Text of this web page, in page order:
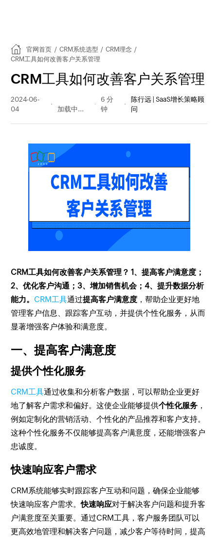
官网首页 / CRM系统选型 / CRM理念 /
CRM工具如何改善客户关系管理
CRM工具如何改善客户关系管理
2024-06-
04
量
6 分
钟
陈行远 | SaaS增长策略顾
问
CRM工具如何改善客户关系管理？ 1、提高客户满意度；
2、优化客户沟通；3、增加销售机会；4、提升数据分析
能力。 CRM工具通过提高客户满意度 ，帮助企业更好地
管理客户信息、跟踪客户互动，并提供个性化服务，从而
显著增强客户体验和满意度。
一、提高客户满意度
提供个性化服务
CRM工具通过收集和分析客户数据，可以帮助企业更好
地了解客户需求和偏好。这使企业能够提供个性化服务 ，
例如定制化的营销活动、个性化的产品推荐和客户支持。
这种个性化服务不仅能够提高客户满意度，还能增强客户
忠诚度。
快速响应客户需求
CRM系统能够实时跟踪客户互动和问题，确保企业能够
快速响应客户需求。快速响应对于解决客户问题和提升客
户满意度至关重要。通过CRM工具，客户服务团队可以
更高效地管理和解决客户问题，减少客户等待时间，提高